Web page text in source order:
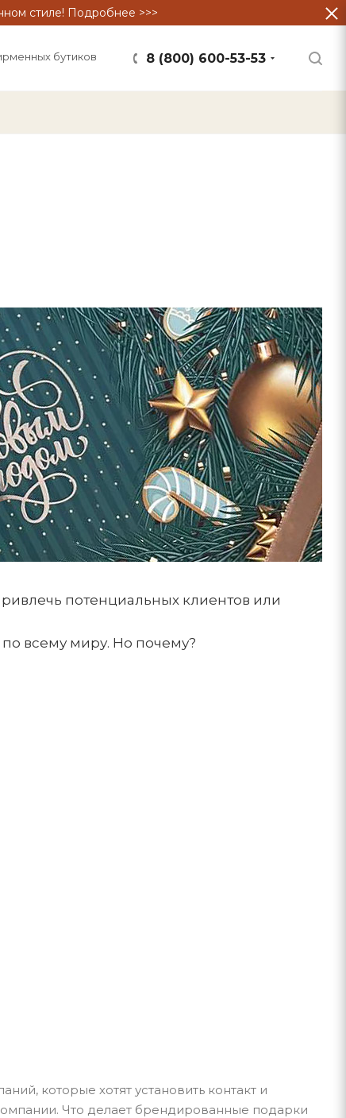
стиле! Подробнее >>>
8 (800) 600-53-53
бутиков
потенциальных клиентов или
всему миру. Но почему?
которые хотят установить контакт и
Что делает брендированные подарки